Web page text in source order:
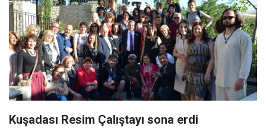
Kuşadası Resim Çalıştayı sona erdi